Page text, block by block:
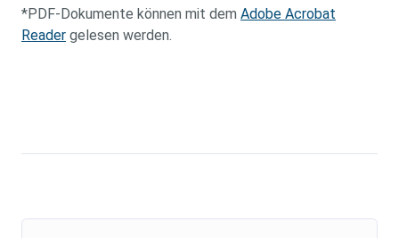
*PDF-Dokumente können mit dem Adobe Acrobat
Reader gelesen werden.